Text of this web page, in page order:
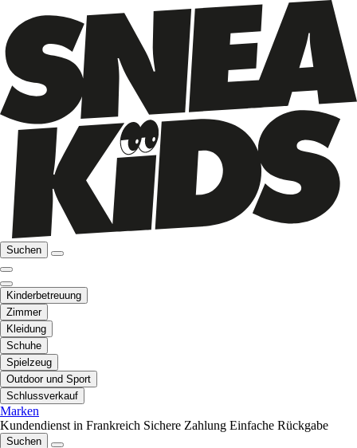
Suchen
Kinderbetreuung
Zimmer
Kleidung
Schuhe
Spielzeug
Outdoor und Sport
Schlussverkauf
Marken
Kundendienst in Frankreich Sichere Zahlung Einfache Rückgabe
Suchen